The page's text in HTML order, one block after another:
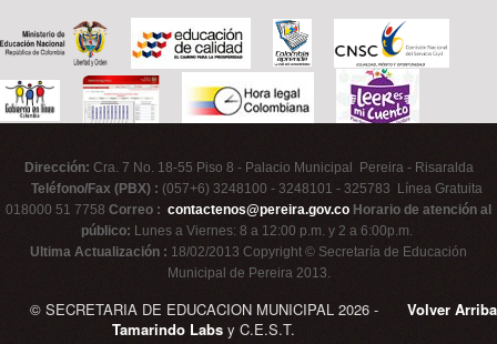
Dirección: Cra. 7 No. 18-55 Piso 8 - Palacio Municipal Pereira - Risaralda
Teléfono/Fax (PBX) : (057+6) 3248100 - 3248101 - 325783 Línea Gratuita
018000 51 7758 Correo : contactenos@pereira.gov.co Horario de atención al
público: Lunes a Viernes: 8 a 12:00 p.m. y 2 a 6:00p.m.
Ultima Actualización : 18/02/2013 Copyright © Secretaría de Educación
Municipal de Pereira 2013.
Volver Arriba
© SECRETARIA DE EDUCACION MUNICIPAL 2026 -
Tamarindo Labs y C.E.S.T.